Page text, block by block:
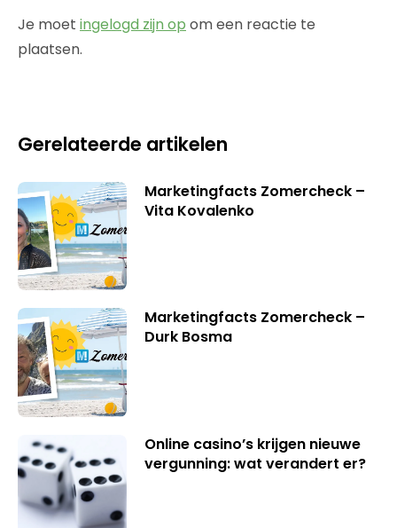
Je moet ingelogd zijn op om een reactie te
plaatsen.
Gerelateerde artikelen
Marketingfacts Zomercheck –
Vita Kovalenko
Marketingfacts Zomercheck –
Durk Bosma
Online casino’s krijgen nieuwe
vergunning: wat verandert er?